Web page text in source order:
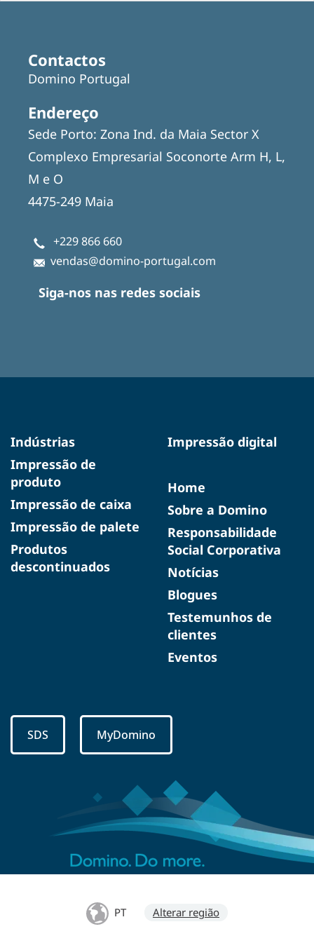
Contactos
Domino Portugal
Endereço
Sede Porto: Zona Ind. da Maia Sector X
Complexo Empresarial Soconorte Arm H, L,
M e O
4475-249 Maia
+229 866 660
vendas@domino-portugal.com
Siga-nos nas redes sociais
Indústrias
Impressão de
produto
Impressão de caixa
Impressão de palete
Produtos
descontinuados
Impressão digital
Home
Sobre a Domino
Responsabilidade
Social Corporativa
Notícias
Blogues
Testemunhos de
clientes
Eventos
SDS MyDomino
PT Alterar região